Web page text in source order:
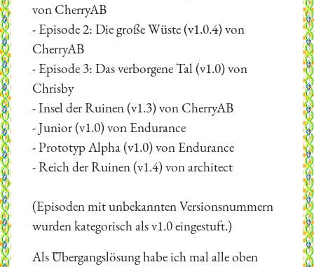
von CherryAB
- Episode 2: Die große Wüste (v1.0.4) von
CherryAB
- Episode 3: Das verborgene Tal (v1.0) von
Chrisby
- Insel der Ruinen (v1.3) von CherryAB
- Junior (v1.0) von Endurance
- Prototyp Alpha (v1.0) von Endurance
- Reich der Ruinen (v1.4) von architect
(Episoden mit unbekannten Versionsnummern
wurden kategorisch als v1.0 eingestuft.)
Als Übergangslösung habe ich mal alle oben